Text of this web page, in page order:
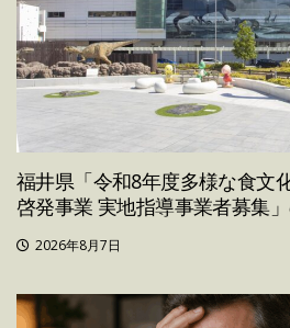
福井県「令和8年度多様な食文
啓発事業 実地指導事業者募集
2026年8月7日